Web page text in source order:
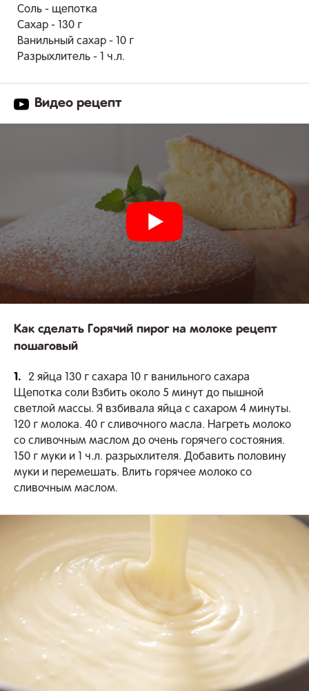
Соль - щепотка
Сахар - 130 г
Ванильный сахар - 10 г
Разрыхлитель - 1 ч.л.
Видео рецепт
Как сделать Горячий пирог на молоке рецепт
пошаговый
1.
2 яйца 130 г сахара 10 г ванильного сахара
Щепотка соли Взбить около 5 минут до пышной
светлой массы. Я взбивала яйца с сахаром 4 минуты.
120 г молока. 40 г сливочного масла. Нагреть молоко
со сливочным маслом до очень горячего состояния.
150 г муки и 1 ч.л. разрыхлителя. Добавить половину
муки и перемешать. Влить горячее молоко со
сливочным маслом.